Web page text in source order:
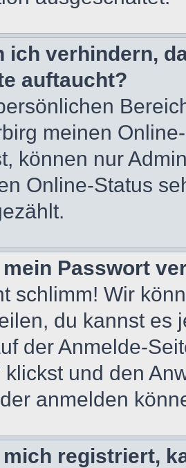
ich verhindern,
auftaucht?
meinen
können nur
Online-Status
mein Passwort
schlimm! Wir
du kannst es
der Anmelde-
klickst und den
anmelden
mich registriert,